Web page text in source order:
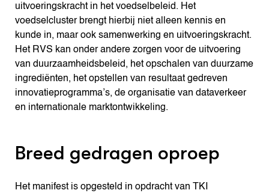
uitvoeringskracht in het voedselbeleid. Het
voedselcluster brengt hierbij niet alleen kennis en
kunde in, maar ook samenwerking en uitvoeringskracht.
Het RVS kan onder andere zorgen voor de uitvoering
van duurzaamheidsbeleid, het opschalen van duurzame
ingrediënten, het opstellen van resultaat gedreven
innovatieprogramma’s, de organisatie van dataverkeer
en internationale marktontwikkeling.
Breed gedragen oproep
Het manifest is opgesteld in opdracht van TKI